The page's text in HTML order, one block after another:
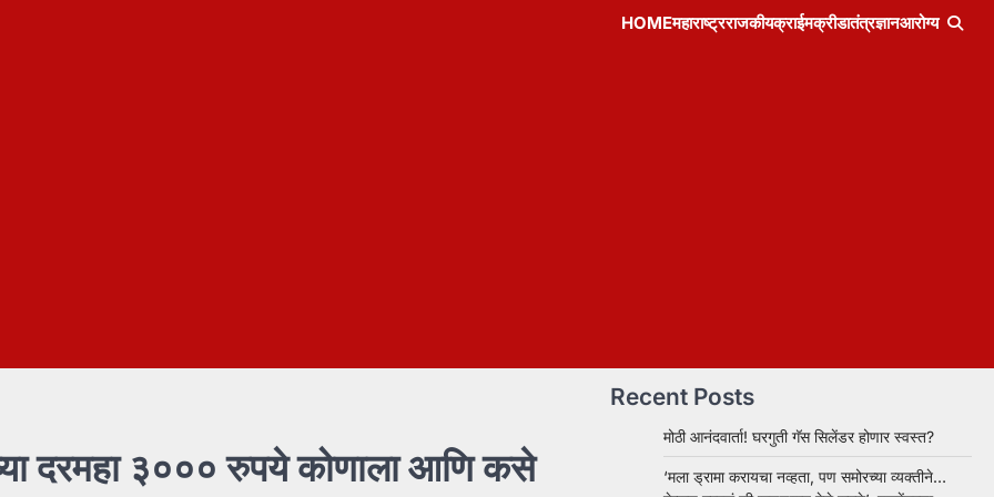
HOMEमहाराष्ट्रराजकीयक्राईमक्रीडातंत्रज्ञानआरोग्य
दरमहा ३००० रुपये कोणाला आणि कसे
Recent Posts
मोठी आनंदवार्ता! घरगुती गॅस सिलेंडर होणार स्वस्त?
‘मला ड्रामा करायचा नव्हता, पण समोरच्या व्यक्तीने…